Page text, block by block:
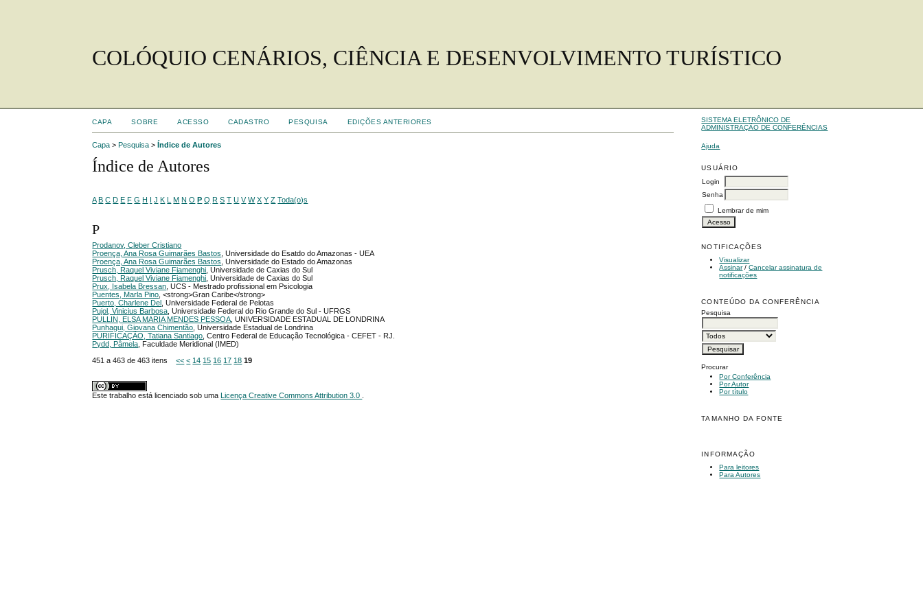
COLÓQUIO CENÁRIOS, CIÊNCIA E DESENVOLVIMENTO TURÍSTICO
SISTEMA ELETRÔNICO DE
ADMINISTRAÇÃO DE CONFERÊNCIAS
Ajuda
USUÁRIO
Login
Senha
Lembrar de mim
NOTIFICAÇÕES
Visualizar
Assinar/Cancelar assinatura de
notificações
CONTEÚDO DA CONFERÊNCIA
Pesquisa
Procurar
Por Conferência
Por Autor
Por título
TAMANHO DA FONTE
INFORMAÇÃO
Para leitores
Para Autores
CAPA SOBRE ACESSO CADASTRO PESQUISA EDIÇÕES ANTERIORES
Capa >Pesquisa >Índice de Autores
Índice de Autores
A B C D E F G H I J K L M N O P Q R S T U V W X Y Z Toda(o)s
P
Prodanov, Cleber Cristiano
Proença, Ana Rosa Guimarães Bastos , Universidade do Esatdo do Amazonas - UEA
Proença, Ana Rosa Guimarães Bastos , Universidade do Estado do Amazonas
Prusch, Raquel Viviane Fiamenghi , Universidade de Caxias do Sul
Prusch, Raquel Viviane Fiamenghi , Universidade de Caxias do Sul
Prux, Isabela Bressan , UCS - Mestrado profissional em Psicologia
Puentes, Marla Pino , <strong>Gran Caribe</strong>
Puerto, Charlene Del
, Universidade Federal de Pelotas
Pujol, Vinicius Barbosa , Universidade Federal do Rio Grande do Sul - UFRGS
PULLIN, ELSA MARIA MENDES PESSOA , UNIVERSIDADE ESTADUAL DE LONDRINA
Punhagui, Giovana Chimentão , Universidade Estadual de Londrina
PURIFICAÇÃO, Tatiana Santiago , Centro Federal de Educação Tecnológica - CEFET - RJ.
Pydd, Pâmela , Faculdade Meridional (IMED)
451 a 463 de 463 itens<< < 14 15 16 17 18 19
Este trabalho está licenciado sob uma Licença Creative Commons Attribution 3.0